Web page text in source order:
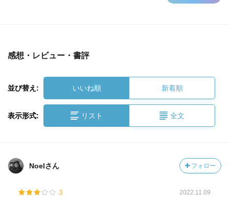
感想・レビュー・書評
並び替え: いいね順 新着順
表示形式: リスト 全文
Noelさん フォロー
3 2022.11.09